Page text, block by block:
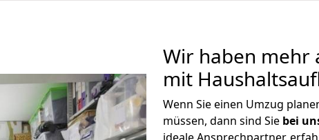
Wir haben mehr
mit
Wenn Sie einen Umzug
müssen, dann sind Sie bei